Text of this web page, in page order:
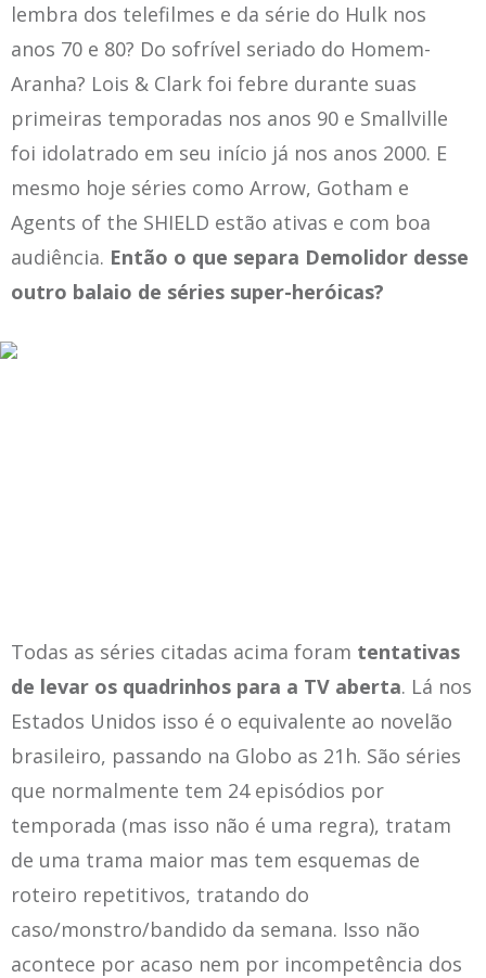
lembra dos telefilmes e da série do Hulk nos
anos 70 e 80? Do sofrível seriado do Homem-
Aranha? Lois & Clark foi febre durante suas
primeiras temporadas nos anos 90 e Smallville
foi idolatrado em seu início já nos anos 2000. E
mesmo hoje séries como Arrow, Gotham e
Agents of the SHIELD estão ativas e com boa
audiência. Então o que separa Demolidor desse
outro balaio de séries super-heróicas?
Todas as séries citadas acima foram tentativas
de levar os quadrinhos para a TV aberta. Lá nos
Estados Unidos isso é o equivalente ao novelão
brasileiro, passando na Globo as 21h. São séries
que normalmente tem 24 episódios por
temporada (mas isso não é uma regra), tratam
de uma trama maior mas tem esquemas de
roteiro repetitivos, tratando do
caso/monstro/bandido da semana. Isso não
acontece por acaso nem por incompetência dos